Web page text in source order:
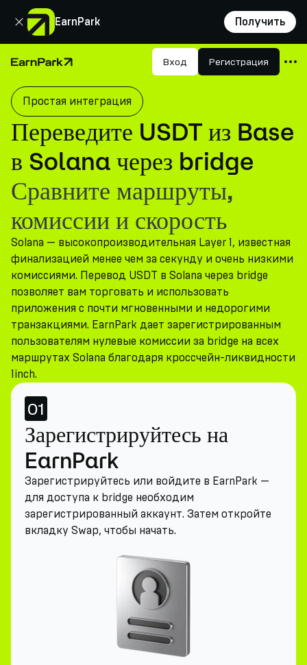
EarnPark Получить
Закрыть
Главная страница Вход Регистрация
Продукты
Рынки
Калькуляторы
Токен PARK
Ресурсы
Компания
Простая интеграция
Переведите USDT из Base
в Solana через bridge
Сравните маршруты,
комиссии и скорость
Solana — высокопроизводительная Layer 1, известная
финализацией менее чем за секунду и очень низкими
комиссиями. Перевод USDT в Solana через bridge
позволяет вам торговать и использовать
приложения с почти мгновенными и недорогими
транзакциями. EarnPark дает зарегистрированным
пользователям нулевые комиссии за bridge на всех
маршрутах Solana благодаря кроссчейн-ликвидности
1inch.
01
Зарегистрируйтесь на
EarnPark
Зарегистрируйтесь или войдите в EarnPark —
для доступа к bridge необходим
зарегистрированный аккаунт. Затем откройте
вкладку Swap, чтобы начать.